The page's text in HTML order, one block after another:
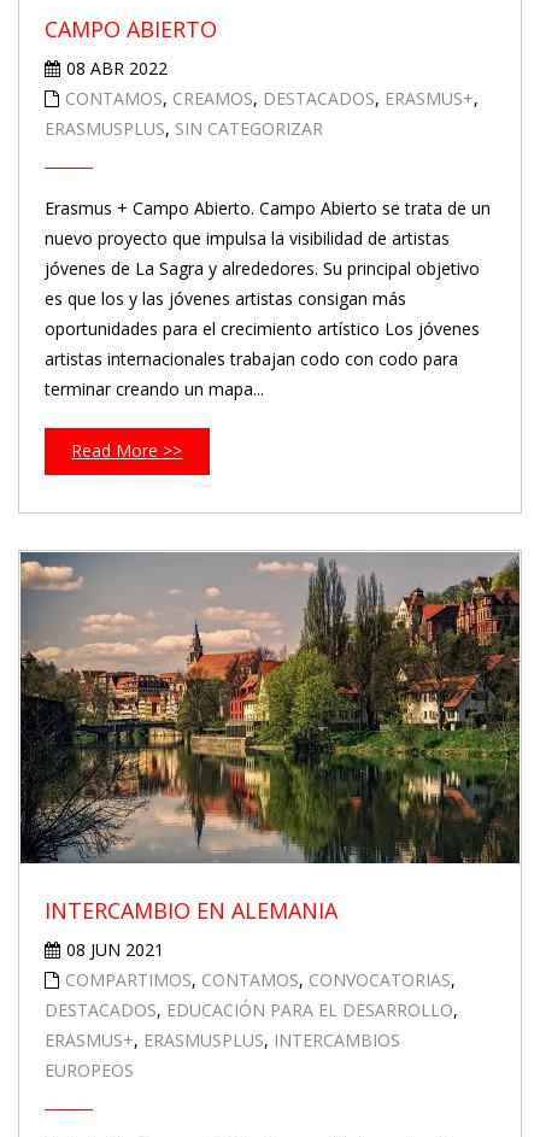
CAMPO ABIERTO
08 ABR 2022
CONTAMOS, CREAMOS, DESTACADOS, ERASMUS+,
ERASMUSPLUS, SIN CATEGORIZAR
Erasmus + Campo Abierto. Campo Abierto se trata de un
nuevo proyecto que impulsa la visibilidad de artistas
jóvenes de La Sagra y alrededores. Su principal objetivo
es que los y las jóvenes artistas consigan más
oportunidades para el crecimiento artístico Los jóvenes
artistas internacionales trabajan codo con codo para
terminar creando un mapa...
Read More >>
INTERCAMBIO EN ALEMANIA
08 JUN 2021
COMPARTIMOS, CONTAMOS, CONVOCATORIAS,
DESTACADOS, EDUCACIÓN PARA EL DESARROLLO,
ERASMUS+, ERASMUSPLUS, INTERCAMBIOS
EUROPEOS